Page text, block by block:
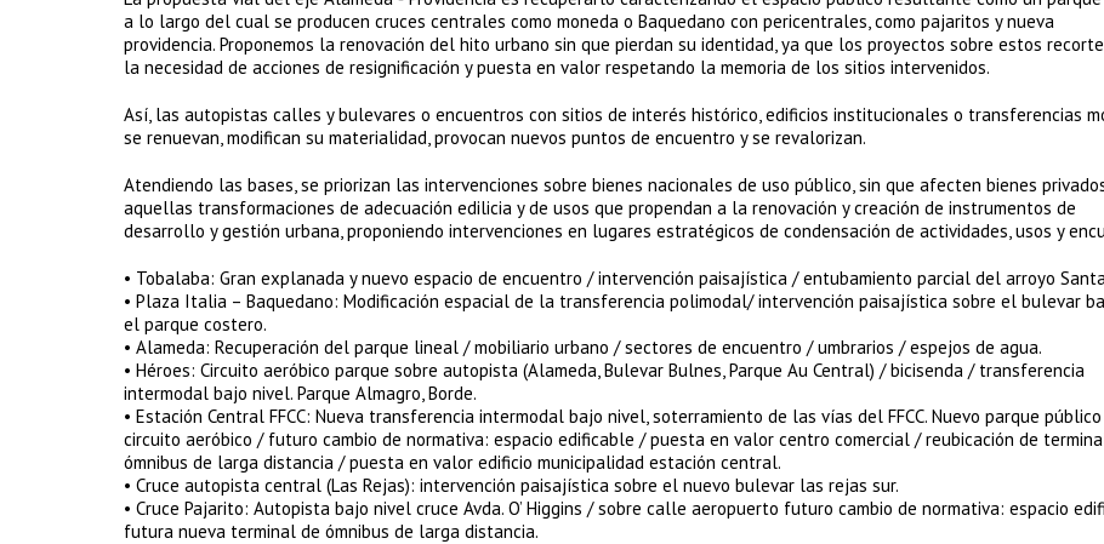
a lo largo del cual se producen cruces centrales como moneda o Baquedano con pericentrales, como pajaritos y nueva
providencia. Proponemos la renovación del hito urbano sin que pierdan su identidad, ya que los proyectos sobre estos
la necesidad de acciones de resignificación y puesta en valor respetando la memoria de los sitios intervenidos.
Así, las autopistas calles y bulevares o encuentros con sitios de interés histórico, edificios institucionales o transferencias
se renuevan, modifican su materialidad, provocan nuevos puntos de encuentro y se revalorizan.
Atendiendo las bases, se priorizan las intervenciones sobre bienes nacionales de uso público, sin que afecten bienes
aquellas transformaciones de adecuación edilicia y de usos que propendan a la renovación y creación de instrumentos de
desarrollo y gestión urbana, proponiendo intervenciones en lugares estratégicos de condensación de actividades, usos y
• Tobalaba: Gran explanada y nuevo espacio de encuentro / intervención paisajística / entubamiento parcial del arroyo
• Plaza Italia – Baquedano: Modificación espacial de la transferencia polimodal/ intervención paisajística sobre el bulevar
el parque costero.
• Alameda: Recuperación del parque lineal / mobiliario urbano / sectores de encuentro / umbrarios / espejos de agua.
• Héroes: Circuito aeróbico parque sobre autopista (Alameda, Bulevar Bulnes, Parque Au Central) / bicisenda / transferencia
intermodal bajo nivel. Parque Almagro, Borde.
• Estación Central FFCC: Nueva transferencia intermodal bajo nivel, soterramiento de las vías del FFCC. Nuevo parque
circuito aeróbico / futuro cambio de normativa: espacio edificable / puesta en valor centro comercial / reubicación de
ómnibus de larga distancia / puesta en valor edificio municipalidad estación central.
• Cruce autopista central (Las Rejas): intervención paisajística sobre el nuevo bulevar las rejas sur.
• Cruce Pajarito: Autopista bajo nivel cruce Avda. O’ Higgins / sobre calle aeropuerto futuro cambio de normativa: espacio
futura nueva terminal de ómnibus de larga distancia.